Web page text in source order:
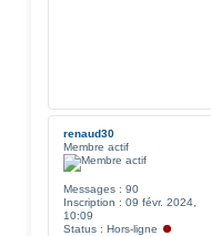
renaud30
Membre actif
Messages : 90
Inscription : 09 févr. 2024,
10:09
Status : Hors-ligne